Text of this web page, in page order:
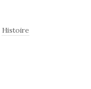
Histoire